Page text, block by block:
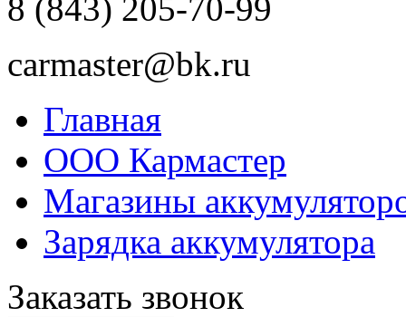
8 (843) 205-70-99
carmaster@bk.ru
Главная
ООО Кармастер
Магазины
Зарядка аккумулятора
Заказать звонок